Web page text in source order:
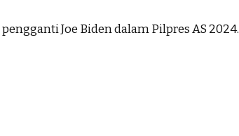
Joe Biden dalam Pilpres AS 2024.